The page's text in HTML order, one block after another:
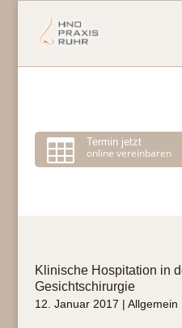
 Termin jetzt
online vereinbaren
Klinische Hospitation in
Gesichtschirurgie
12. Januar 2017 | Allgemein